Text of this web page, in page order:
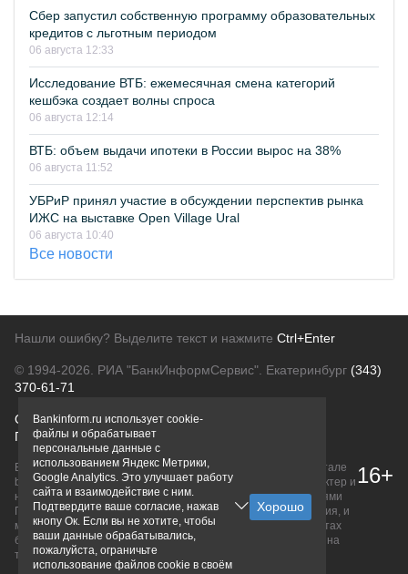
Сбер запустил собственную программу образовательных
кредитов с льготным периодом
06 августа 12:33
Исследование ВТБ: ежемесячная смена категорий
кешбэка создает волны спроса
06 августа 12:14
ВТБ: объем выдачи ипотеки в России вырос на 38%
06 августа 11:52
УБРиР принял участие в обсуждении перспектив рынка
ИЖС на выставке Open Village Ural
06 августа 10:40
Все новости
Нашли ошибку? Выделите текст и нажмите Ctrl+Enter
© 1994-2026. РИА "БанкИнформСервис". Екатеринбург (343)
370-61-71
О проектеПолитика конфиденциальности
Правовая информацияДля рекламодателей
Вся информация о продуктах банков, размещенная на портале
bankinform.ru, носит исключительно ознакомительный характер и
не является публичной офертой, определяемой положениями
ГК РФ. Информация не содержит точного и полного описания, и
может быть изменена. Конечные условия уточняйте на сайтах
банков или при личном обращении. Исключительное право на
товарные знаки принадлежит их правообладателям.
16+
Bankinform.ru использует cookie-
файлы и обрабатывает
персональные данные с
использованием Яндекс Метрики,
Google Analytics. Это улучшает работу
сайта и взаимодействие с ним.
Подтвердите ваше согласие, нажав
кнопу Ок. Если вы не хотите, чтобы
ваши данные обрабатывались,
пожалуйста, ограничьте
использование файлов cookie в своём